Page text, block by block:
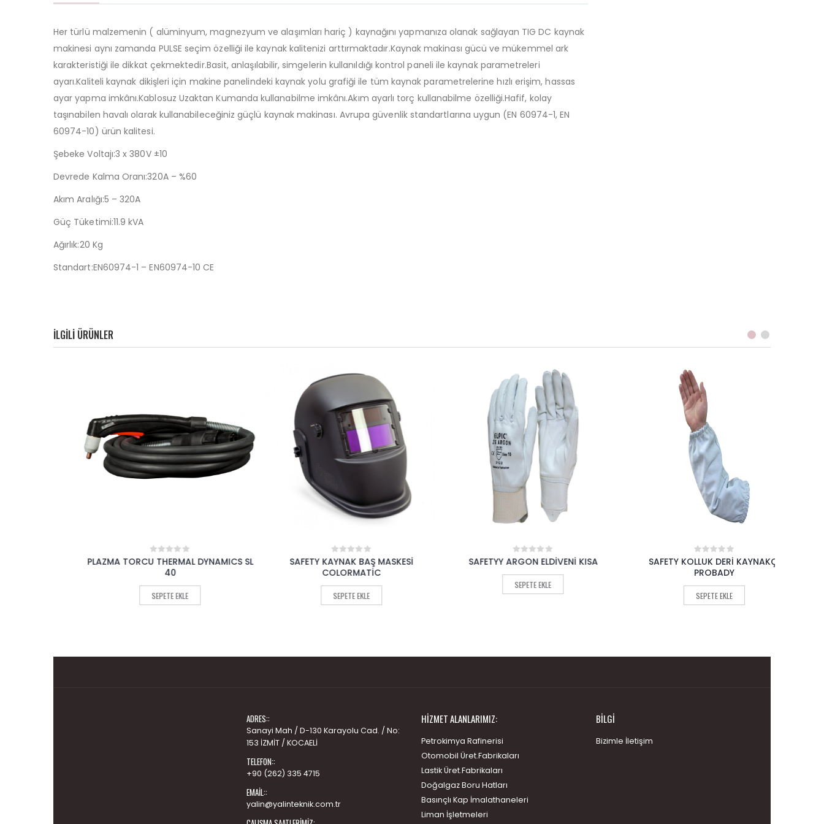
Her türlü malzemenin ( alüminyum, magnezyum ve alaşımları hariç ) kaynağını yapmanıza olanak sağlayan TIG DC kaynak
makinesi aynı zamanda PULSE seçim özelliği ile kaynak kalitenizi arttırmaktadır.Kaynak makinası gücü ve mükemmel ark
karakteristiği ile dikkat çekmektedir.Basit, anlaşılabilir, simgelerin kullanıldığı kontrol paneli ile kaynak parametreleri
ayarı.Kaliteli kaynak dikişleri için makine panelindeki kaynak yolu grafiği ile tüm kaynak parametrelerine hızlı erişim, hassas
ayar yapma imkânı.Kablosuz Uzaktan Kumanda kullanabilme imkânı.Akım ayarlı torç kullanabilme özelliği.Hafif, kolay
taşınabilen havalı olarak kullanabileceğiniz güçlü kaynak makinası. Avrupa güvenlik standartlarına uygun (EN 60974-1, EN
60974-10) ürün kalitesi.
Şebeke Voltajı:3 x 380V ±10
Devrede Kalma Oranı:320A – %60
Akım Aralığı:5 – 320A
Güç Tüketimi:11.9 kVA
Ağırlık:20 Kg
Standart:EN60974-1 – EN60974-10 CE
ILGILI ÜRÜNLER
0
PLAZMA TORCU THERMAL DYNAMICS SL
SEPETE EKLE
0
SAFETY KAYNAK BAŞ MASKESİ
COLORMATİC
SEPETE EKLE
0
SAFETYY ARGON ELDİVENİ KISA
SEPETE EKLE
0
SAFETY KOLLUK DERİ KAYNAKÇI
PROBADY
SEPETE EKLE
ADRES::
Sanayi Mah / D-130 Karayolu Cad. / No:
153 İZMİT / KOCAELİ
TELEFON::
+90 (262) 335 4715
EMAIL::
yalin@yalinteknik.com.tr
HIZMET ALANLARIMIZ:
Petrokimya Rafinerisi
Otomobil Üret.Fabrikaları
Lastik Üret.Fabrikaları
Doğalgaz Boru Hatları
Basınçlı Kap İmalathaneleri
Liman İşletmeleri
BILGI
Bizimle İletişim